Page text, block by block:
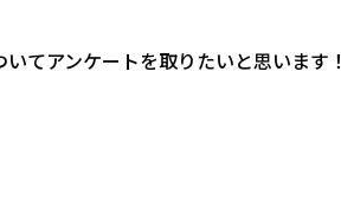
てアンケートを取りたいと思います！